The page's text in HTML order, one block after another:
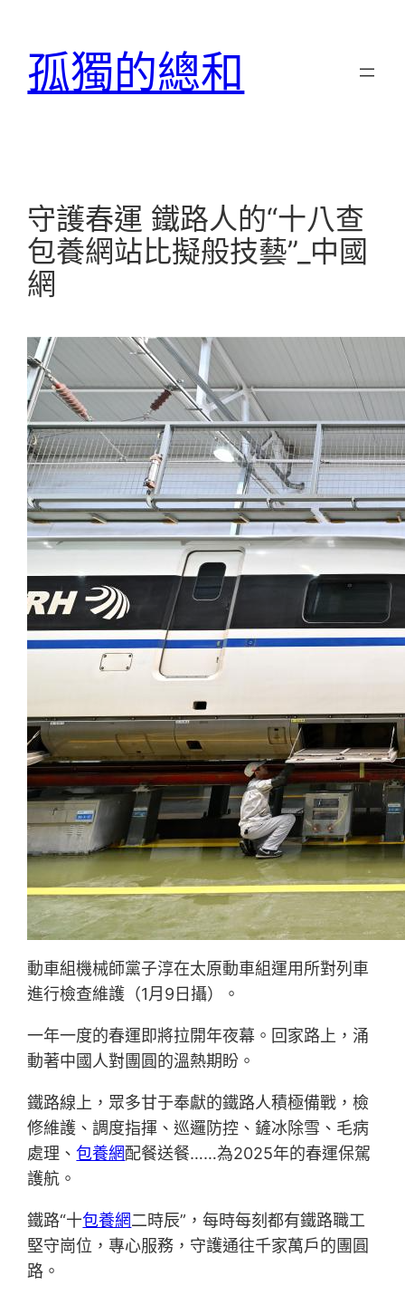
孤獨的總和
守護春運 鐵路人的“十八查
包養網站比擬般技藝”_中國
網
動車組機械師黨子淳在太原動車組運用所對列車
進行檢查維護（1月9日攝）。
一年一度的春運即將拉開年夜幕。回家路上，涌
動著中國人對團圓的溫熱期盼。
鐵路線上，眾多甘于奉獻的鐵路人積極備戰，檢
修維護、調度指揮、巡邏防控、鏟冰除雪、毛病
處理、包養網配餐送餐……為2025年的春運保駕
護航。
鐵路“十包養網二時辰”，每時每刻都有鐵路職工
堅守崗位，專心服務，守護通往千家萬戶的團圓
路。